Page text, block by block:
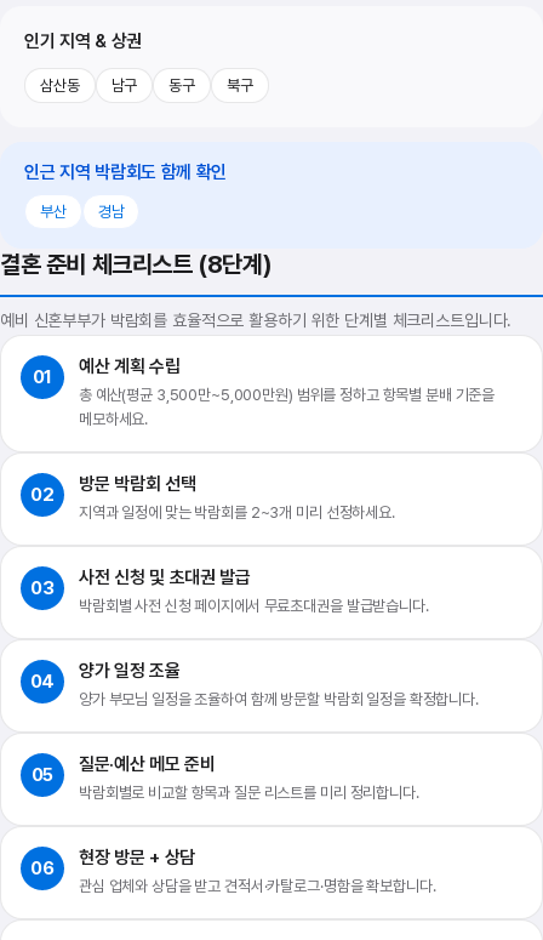
인기 지역 & 상권
삼산동 남구 동구 북구
인근 지역 박람회도 함께 확인
부산 경남
결혼 준비 체크리스트 (8단계)
예비 신혼부부가 박람회를 효율적으로 활용하기 위한 단계별 체크리스트입니다.
01 예산 계획 수립
총 예산(평균 3,500만~5,000만원) 범위를 정하고 항목별 분배 기준을
메모하세요.
02 방문 박람회 선택
지역과 일정에 맞는 박람회를 2~3개 미리 선정하세요.
03 사전 신청 및 초대권 발급
박람회별 사전 신청 페이지에서 무료초대권을 발급받습니다.
04 양가 일정 조율
양가 부모님 일정을 조율하여 함께 방문할 박람회 일정을 확정합니다.
05 질문·예산 메모 준비
박람회별로 비교할 항목과 질문 리스트를 미리 정리합니다.
06 현장 방문 + 상담
관심 업체와 상담을 받고 견적서·카탈로그·명함을 확보합니다.